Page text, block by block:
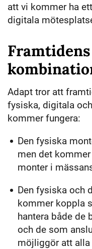
att vi kommer ha
digitala
Adapt tror att
fysiska, digitala
kommer fungera:
Den fysiska
men det
monter i
Den fysiska och
kommer koppla
hantera både de
och de som
möjliggör att